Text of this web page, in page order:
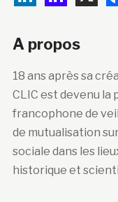
A propos
18 ans après sa
CLIC est devenu
francophone de
de mutualisation
sociale dans les
historique et